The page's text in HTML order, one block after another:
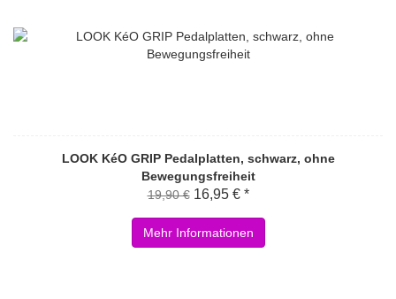
LOOK KéO GRIP Pedalplatten, schwarz, ohne
Bewegungsfreiheit
19,90 € 16,95 € *
Mehr Informationen